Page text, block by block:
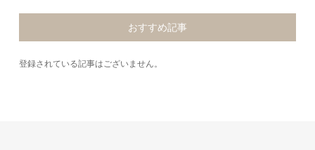
おすすめ記事
登録されている記事はございません。